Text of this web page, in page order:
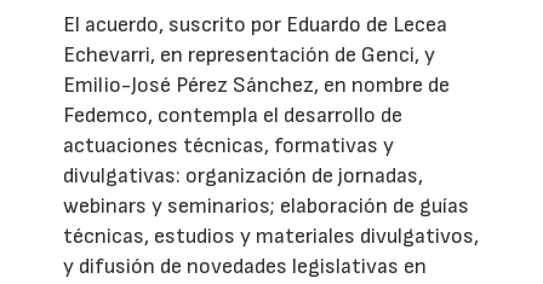
El acuerdo, suscrito por Eduardo de Lecea
Echevarri, en representación de Genci, y
Emilio-José Pérez Sánchez, en nombre de
Fedemco, contempla el desarrollo de
actuaciones técnicas, formativas y
divulgativas: organización de jornadas,
webinars y seminarios; elaboración de guías
técnicas, estudios y materiales divulgativos,
y difusión de novedades legislativas en